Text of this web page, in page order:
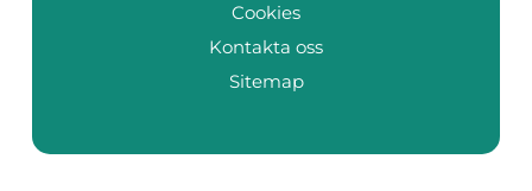
Cookies
Kontakta oss
Sitemap